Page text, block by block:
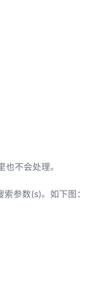
不会处理。
参数(s)。如下图：